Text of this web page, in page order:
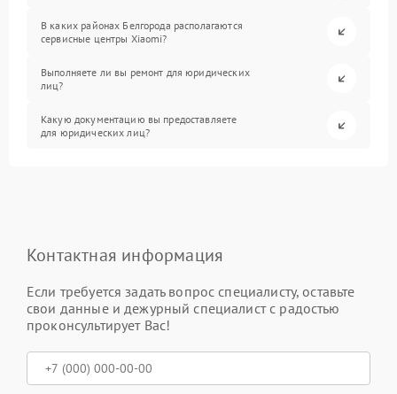
В каких районах Белгорода располагаются
сервисные центры Xiaomi?
Выполняете ли вы ремонт для юридических
лиц?
Какую документацию вы предоставляете
для юридических лиц?
Контактная информация
Если требуется задать вопрос специалисту, оставьте
свои данные и дежурный специалист с радостью
проконсультирует Вас!